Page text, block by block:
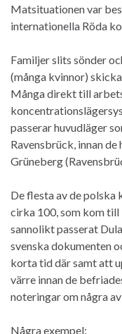
Matsituationen var
internationella Röda
Familjer slits sönder
(många kvinnor)
Många direkt till
passerar huvudläger
Ravensbrück, innan
Grüneberg
De flesta av de polska
cirka 100, som kom
sannolikt passerat
svenska dokumenten
korta tid där samt att
värre innan de
noteringar om några
Några exempel: